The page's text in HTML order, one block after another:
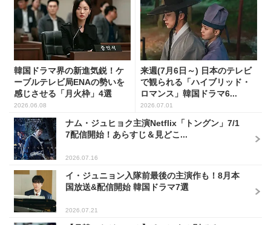
韓国ドラマ界の新進気鋭！ケ
ーブルテレビ局ENAの勢いを
感じさせる「月火枠」4選
2026.06.08
来週(7月6日～) 日本のテレビ
で観られる「ハイブリッド・
ロマンス」韓国ドラマ6...
2026.07.01
ナム・ジュヒョク主演Netflix「トングン」7/1
7配信開始！あらすじ＆見どこ...
2026.07.16
イ・ジュニョン入隊前最後の主演作も！8月本
国放送&配信開始 韓国ドラマ7選
2026.07.21